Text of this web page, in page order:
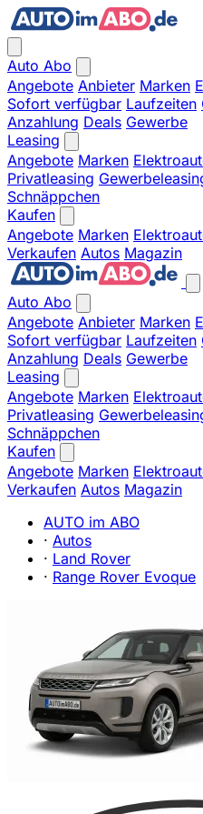
Auto Abo
Angebote Anbieter Marken
Sofort verfügbar Laufzeiten
Anzahlung Deals Gewerbe
Leasing
Angebote Marken
Privatleasing
Schnäppchen
Kaufen
Angebote Marken
Verkaufen Autos Magazin
Auto Abo
Angebote Anbieter Marken
Sofort verfügbar Laufzeiten
Anzahlung Deals Gewerbe
Leasing
Angebote Marken
Privatleasing
Schnäppchen
Kaufen
Angebote Marken
Verkaufen Autos Magazin
AUTO im ABO
· Autos
· Land Rover
· Range Rover Evoque